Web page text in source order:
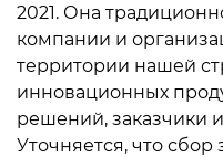
2021. Она
компании и
территории нашей
инновационных
решений, заказчики
Уточняется, что сбор